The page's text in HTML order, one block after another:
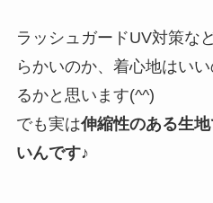
ラッシュガードUV対策な
らかいのか、着心地はい
るかと思います(^^)
でも実は伸縮性のある生
いんです♪